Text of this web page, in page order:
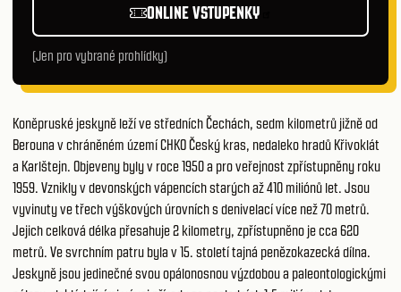
ONLINE VSTUPENKY
(Jen pro vybrané prohlídky)
Koněpruské jeskyně leží ve středních Čechách, sedm kilometrů jižně od
Berouna v chráněném území CHKO Český kras, nedaleko hradů Křivoklát
a Karlštejn. Objeveny byly v roce 1950 a pro veřejnost zpřístupněny roku
1959. Vznikly v devonských vápencích starých až 410 miliónů let. Jsou
vyvinuty ve třech výškových úrovních s denivelací více než 70 metrů.
Jejich celková délka přesahuje 2 kilometry, zpřístupněno je cca 620
metrů. Ve svrchním patru byla v 15. století tajná penězokazecká dílna.
Jeskyně jsou jedinečné svou opálonosnou výzdobou a paleontologickými